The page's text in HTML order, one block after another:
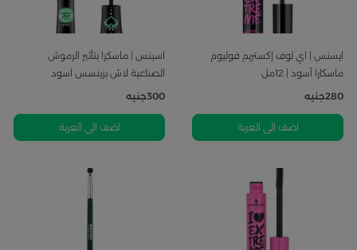
ايسنس | اي لوف إكستريم فوليوم
ماسكارا أسود | 12مل
280جنيه
اضف الى العربة
اسينس | ماسكرا بتأثير الرموش
الصناعية لاش برينسس اسود
300جنيه
اضف الى العربة